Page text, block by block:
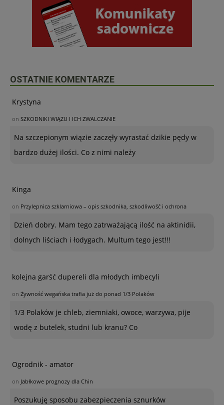
OSTATNIE KOMENTARZE
Krystyna
on SZKODNIKI WIĄZU I ICH ZWALCZANIE
Na szczepionym wiązie zaczęły wyrastać dzikie pędy w
bardzo dużej ilości. Co z nimi należy
Kinga
on Przylepnica szklarniowa – opis szkodnika, szkodliwość i ochrona
Dzień dobry. Mam tego zatrważającą ilość na aktinidii,
dolnych liściach i łodygach. Multum tego jest!!!
kolejna garść dupereli dla młodych imbecyli
on Żywność wegańska trafia już do ponad 1/3 Polaków
1/3 Polaków je chleb, ziemniaki, owoce, warzywa, pije
wodę z butelek, studni lub kranu? Co
Ogrodnik - amator
on Jabłkowe prognozy dla Chin
Poszukuję sposobu zabezpieczenia sznurków